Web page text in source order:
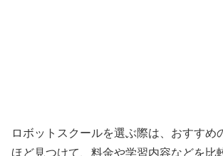
ロボットスクールを選ぶ際は、おすすめ
ほど見つけて、料金や学習内容などを比